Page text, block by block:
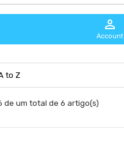

Account
to Z
de um total de 6 artigo(s)